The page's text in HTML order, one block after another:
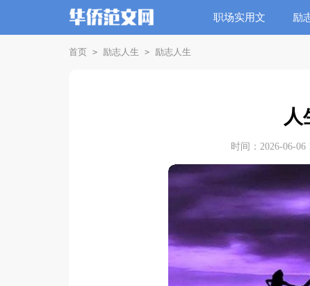
职场实用文 励
首页 > 励志人生 > 励志人生
人
时间：2026-06-06